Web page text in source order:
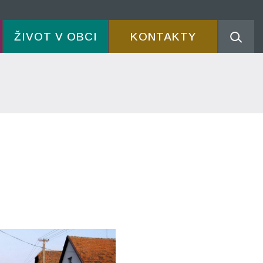
ŽIVOT V OBCI KONTAKTY